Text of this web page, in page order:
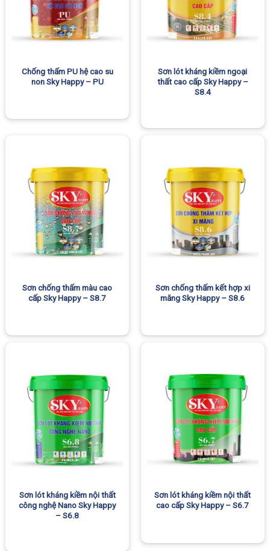
Chống thấm PU hệ cao su
non Sky Happy – PU
Sơn lót kháng kiềm ngoại
thất cao cấp Sky Happy –
S8.4
Sơn chống thấm màu cao
cấp Sky Happy – S8.7
Sơn chống thấm kết hợp xi
măng Sky Happy – S8.6
Sơn lót kháng kiềm nội thất
công nghệ Nano Sky Happy
– S6.8
Sơn lót kháng kiềm nội thất
cao cấp Sky Happy – S6.7